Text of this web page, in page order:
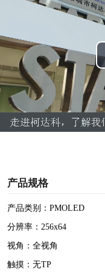
产品规格
产品类别：PMOLED
分辨率：256x64
视角：全视角
触摸：无TP